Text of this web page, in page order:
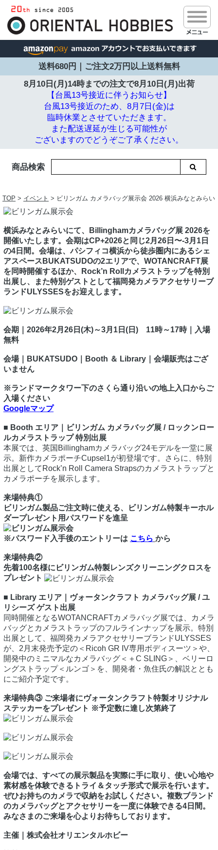
送料680円｜ご注文2万円以上送料無料
8月10日(月)14時までの注文で8月10日(月)出荷
【台風13号接近に伴うお知らせ】
台風13号接近のため、8月7日(金)は
臨時休業とさせていただきます。
また配送遅延が生じる可能性が
ございますのでどうぞご了承ください。
商品検索
TOP > イベント > ビリンガム カメラバッグ展示会 2026 横浜みなとみらい
横浜みなとみらいにて、Billinghamカメラバッグ展 2026を
開催いたします。会期はCP+2026と同じ2月26日〜-3月1日
の4日間。会場は、パシフィコ横浜から徒歩圏内にあるシェ
アスペースBUKATSUDOの2エリアで、WOTANCRAFT展
を同時開催するほか、Rock’n Rollカメラストラップを特別
出展し、また特別ゲストとして福岡発カメラアクセサリーブ
ランドULYSSESをお迎えします。
会期｜2026年2月26日(木)～3月1日(日) 11時～17時｜入場
無料
会場｜BUKATSUDO｜Booth ＆ Library｜会場販売はござ
いません
※ランドマークタワー下のさくら通り沿いの地上入口からご
入場ください
Googleマップ
■ Booth エリア｜ビリンガム カメラバッグ展 / ロックンロー
ルカメラストラップ 特別出展
本展では、英国Billinghamカメラバッグ24モデルを一堂に展
示。新作カメラポーチCupsel1が初登場です。さらに、特別
出展としてRock’n Roll Camera Strapsのカメラストラップと
カメラポーチを展示します。
来場特典①
ビリンガム製品ご注文時に使える、ビリンガム特製キーホル
ダープレゼント用パスワードを進呈
※パスワード入手後のエントリーは こちら から
来場特典②
先着100名様にビリンガム特製レンズクリーニングクロスを
プレゼント
■ Library エリア｜ヴォータンクラフト カメラバッグ展 / ユ
リシーズ ゲスト出展
同時開催となるWOTANCRAFTカメラバッグ展では、カメラ
バッグとカメラストラップのフルラインナップを展示。特別
出展として、福岡発カメラアクセサリーブランドULYSSES
が、2月末発売予定の＜Ricoh GR IV専用ボディスーツ＞や、
開発中のミニマルなカメラバッグ＜＋C SLING＞、ベリーロ
ングストラップ＜ルンゴ＞を、開発者・魚住氏の解説ととも
にご紹介予定です。
来場特典③ ご来場者にヴォータンクラフト特製オリジナル
ステッカーをプレゼント ※予定数に達し次第終了
会場では、すべての展示製品を実際に手に取り、使い心地や
素材感を体験できるトライ＆タッチ形式で展示を行います。
ぜひお持ちのカメラで収納をお試しください。複数ブランド
のカメラバッグとアクセサリーを一度に体験できる4日間。
みなさまのご来場を心よりお待ちしております。
主催｜株式会社オリエンタルホビー